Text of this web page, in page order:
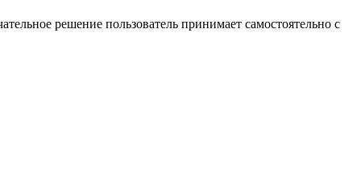
решение пользователь принимает самостоятельно с